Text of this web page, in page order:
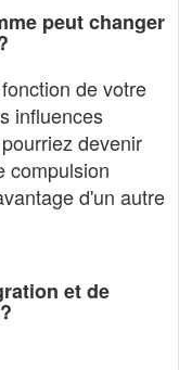
peut changer
de votre
influences
devenir
compulsion
d'un autre
et de